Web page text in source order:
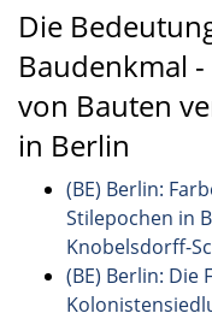
Die
Baudenkmal
von Bauten
in Berlin
(BE) Berlin:
Stilepochen in
Knobelsdorff-
(BE) Berlin: Die